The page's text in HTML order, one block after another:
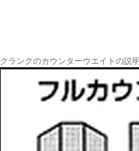
クランクのカウンターウエイトの説